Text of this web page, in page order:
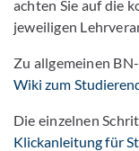
achten Sie auf die
jeweiligen
Zu allgemeinen
Wiki zum
Die einzelnen
Klickanleitung für